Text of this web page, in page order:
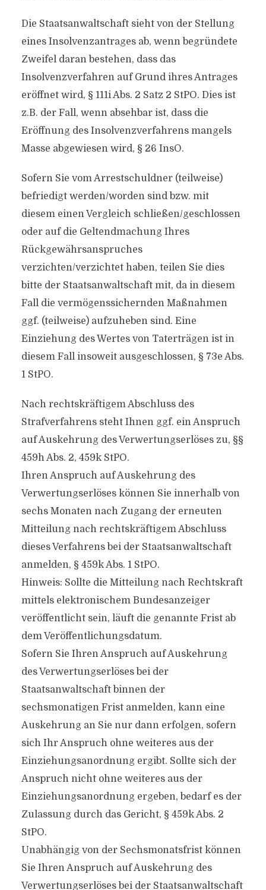
Die Staatsanwaltschaft sieht von der Stellung
eines Insolvenzantrages ab, wenn begründete
Zweifel daran bestehen, dass das
Insolvenzverfahren auf Grund ihres Antrages
eröffnet wird, § 111i Abs. 2 Satz 2 StPO. Dies ist
z.B. der Fall, wenn absehbar ist, dass die
Eröffnung des Insolvenzverfahrens mangels
Masse abgewiesen wird, § 26 InsO.
Sofern Sie vom Arrestschuldner (teilweise)
befriedigt werden/worden sind bzw. mit
diesem einen Vergleich schließen/geschlossen
oder auf die Geltendmachung Ihres
Rückgewährsanspruches
verzichten/verzichtet haben, teilen Sie dies
bitte der Staatsanwaltschaft mit, da in diesem
Fall die vermögenssichernden Maßnahmen
ggf. (teilweise) aufzuheben sind. Eine
Einziehung des Wertes von Taterträgen ist in
diesem Fall insoweit ausgeschlossen, § 73e Abs.
1 StPO.
Nach rechtskräftigem Abschluss des
Strafverfahrens steht Ihnen ggf. ein Anspruch
auf Auskehrung des Verwertungserlöses zu, §§
459h Abs. 2, 459k StPO.
Ihren Anspruch auf Auskehrung des
Verwertungserlöses können Sie innerhalb von
sechs Monaten nach Zugang der erneuten
Mitteilung nach rechtskräftigem Abschluss
dieses Verfahrens bei der Staatsanwaltschaft
anmelden, § 459k Abs. 1 StPO.
Hinweis: Sollte die Mitteilung nach Rechtskraft
mittels elektronischem Bundesanzeiger
veröffentlicht sein, läuft die genannte Frist ab
dem Veröffentlichungsdatum.
Sofern Sie Ihren Anspruch auf Auskehrung
des Verwertungserlöses bei der
Staatsanwaltschaft binnen der
sechsmonatigen Frist anmelden, kann eine
Auskehrung an Sie nur dann erfolgen, sofern
sich Ihr Anspruch ohne weiteres aus der
Einziehungsanordnung ergibt. Sollte sich der
Anspruch nicht ohne weiteres aus der
Einziehungsanordnung ergeben, bedarf es der
Zulassung durch das Gericht, § 459k Abs. 2
StPO.
Unabhängig von der Sechsmonatsfrist können
Sie Ihren Anspruch auf Auskehrung des
Verwertungserlöses bei der Staatsanwaltschaft